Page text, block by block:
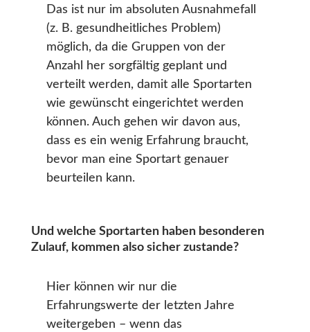
Das ist nur im absoluten Ausnahmefall
(z. B. gesundheitliches Problem)
möglich, da die Gruppen von der
Anzahl her sorgfältig geplant und
verteilt werden, damit alle Sportarten
wie gewünscht eingerichtet werden
können. Auch gehen wir davon aus,
dass es ein wenig Erfahrung braucht,
bevor man eine Sportart genauer
beurteilen kann.
Und welche Sportarten haben besonderen
Zulauf, kommen also sicher zustande?
Hier können wir nur die
Erfahrungswerte der letzten Jahre
weitergeben – wenn das